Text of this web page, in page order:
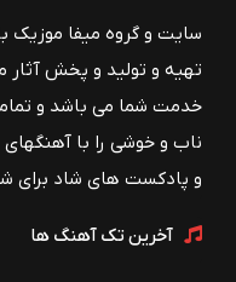
تهیه و تولید و پخش آثار
خدمت شما می باشد و
ناب و خوشی را با
و پادکست های شاد برای
آخرین تک آهنگ ها